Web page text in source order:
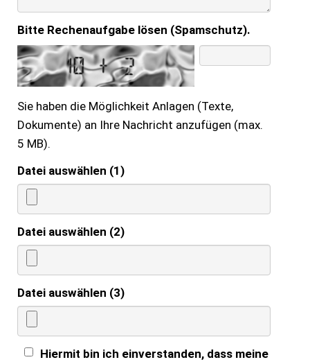
Bitte Rechenaufgabe lösen (Spamschutz).
Sie haben die Möglichkeit Anlagen (Texte,
Dokumente) an Ihre Nachricht anzufügen (max.
5 MB).
Datei auswählen (1)
Datei auswählen (2)
Datei auswählen (3)
Hiermit bin ich einverstanden, dass meine